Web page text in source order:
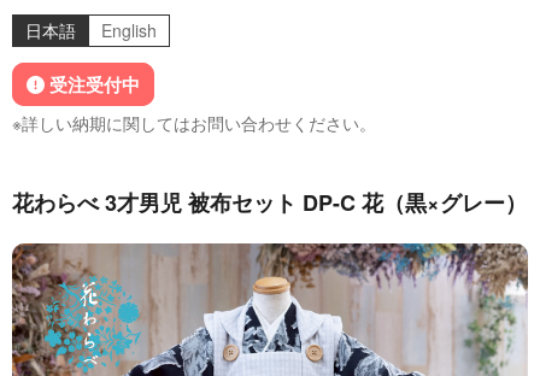
日本語 English
受注受付中
※詳しい納期に関してはお問い合わせください。
花わらべ 3才男児 被布セット DP-C 花（黒×グレー）